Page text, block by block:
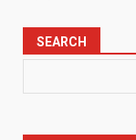
SEARCH